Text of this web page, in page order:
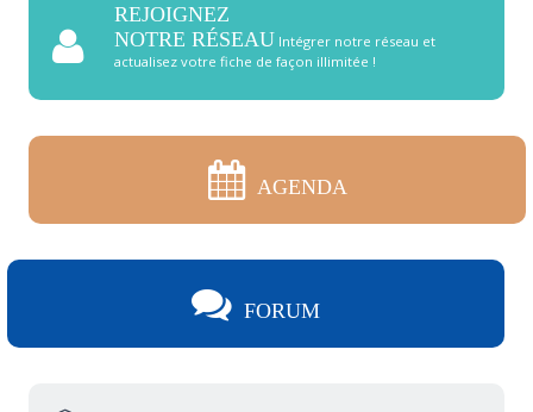
REJOIGNEZ
NOTRE RÉSEAU Intégrer notre réseau et
actualisez votre fiche de façon illimitée !
AGENDA
FORUM